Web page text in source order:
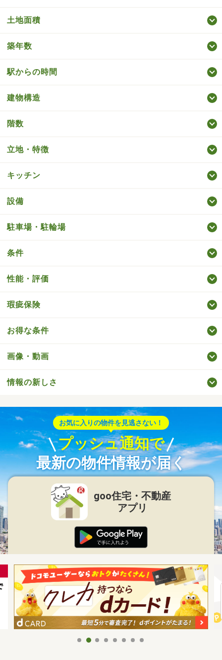
土地面積
築年数
駅からの時間
建物構造
階数
立地・特徴
キッチン
設備
駐車場・駐輪場
条件
性能・評価
瑕疵保険
お得な条件
画像・動画
情報の新しさ
お気に入りの物件を見逃さない！
プッシュ通知で
最新の物件情報が届く
goo住宅・不動産
アプリ